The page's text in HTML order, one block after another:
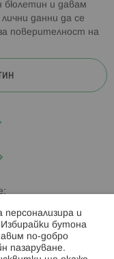
бюлетин и давам
данни да се
поверителност на
персонализира и
бутона
по-добро
пазаруване.